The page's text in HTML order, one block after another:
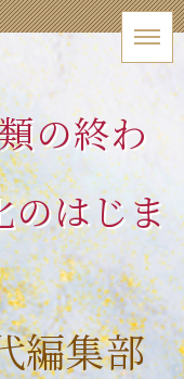
の終わ
のはじま
編集部